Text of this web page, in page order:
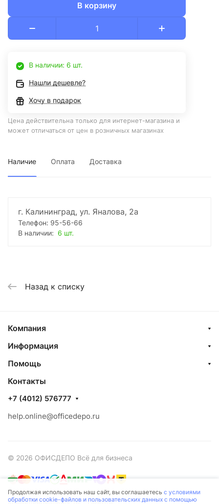
В корзину
В наличии: 6 шт.
Нашли дешевле?
Хочу в подарок
Цена действительна только для интернет-магазина и
может отличаться от цен в розничных магазинах
Наличие Оплата Доставка
г. Калининград, ул. Яналова, 2а
Телефон: 95-56-66
В наличии: 6 шт.
Назад к списку
Компания
Информация
Помощь
Контакты
+7 (4012) 576777
help.online@officedepo.ru
© 2026 ОФИСДЕПО Всё для бизнеса
Конфиденциальность Оферта
Продолжая использовать наш сайт, вы соглашаетесь с условиями
обработки cookie-файлов и пользовательских данных с помощью